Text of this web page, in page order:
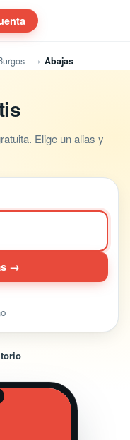
Abajas
Elige un alias y
→